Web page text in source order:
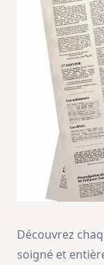
Découvrez
soigné et